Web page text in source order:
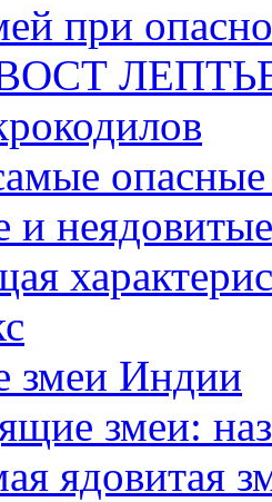
при
и
змеи Индии
змеи:
ядовитая